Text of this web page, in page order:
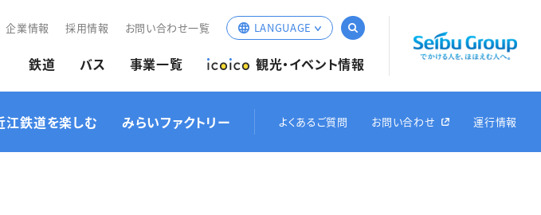
鉄道 バス 事業一覧 観光・イベント情報
企業情報 採用情報 お問い合わせ一覧 LANGUAGE
English
繁体中文
한국어
江鉄道を楽しむ みらいファクトリー よくあるご質問 お問い合わせ 運行情報